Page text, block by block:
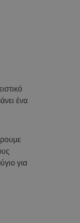
ένα
για